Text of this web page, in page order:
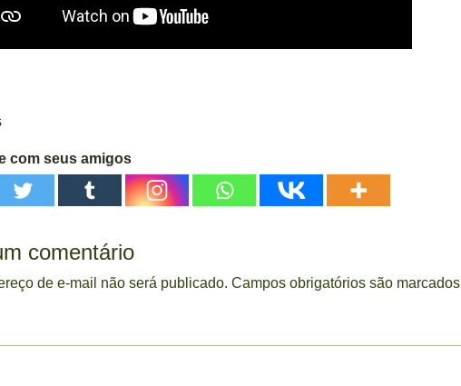
com seus amigos
comentário
de e-mail não será publicado. Campos obrigatórios são marcados